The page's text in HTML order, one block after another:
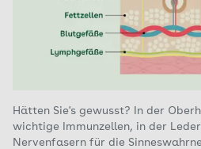
Hätten Sie's gewusst? In der
wichtige Immunzellen, in der
Nervenfasern für die